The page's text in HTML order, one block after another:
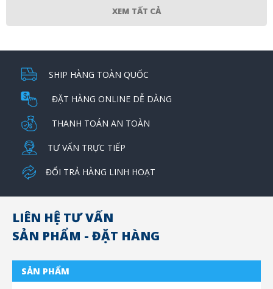
XEM TẤT CẢ
SHIP HÀNG TOÀN QUỐC
ĐẶT HÀNG ONLINE DỄ DÀNG
THANH TOÁN AN TOÀN
TƯ VẤN TRỰC TIẾP
ĐỔI TRẢ HÀNG LINH HOẠT
LIÊN HỆ TƯ VẤN
SẢN PHẨM - ĐẶT HÀNG
SẢN PHẨM